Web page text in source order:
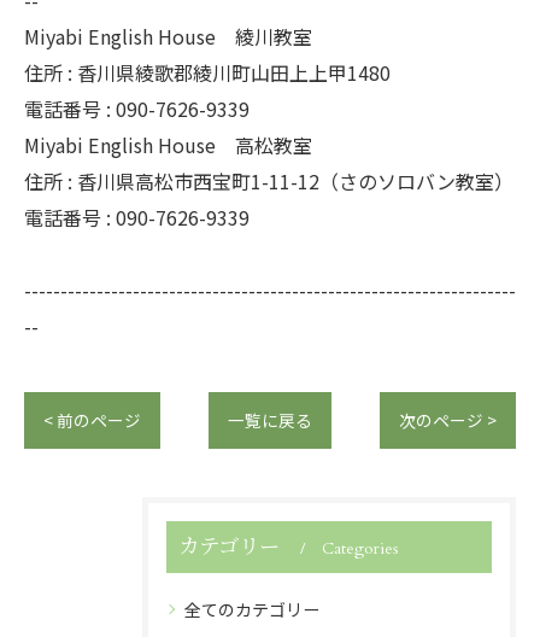
Miyabi English House 綾川教室
住所 : 香川県綾歌郡綾川町山田上上甲1480
電話番号 : 090-7626-9339
Miyabi English House 高松教室
住所 : 香川県高松市西宝町1-11-12（さのソロバン教室）
電話番号 : 090-7626-9339
--------------------------------------------------------------------
--
< 前のページ 一覧に戻る 次のページ >
カテゴリー Categories
全てのカテゴリー